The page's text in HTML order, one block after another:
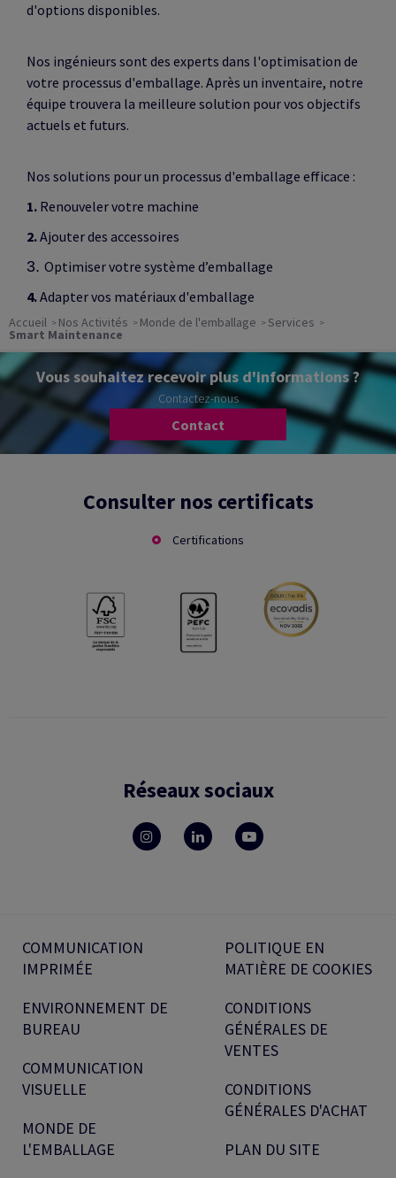
d'options disponibles.
Nos ingénieurs sont des experts dans l'optimisation de
votre processus d'emballage. Après un inventaire, notre
équipe trouvera la meilleure solution pour vos objectifs
actuels et futurs.
Nos solutions pour un processus d'emballage efficace :
1. Renouveler votre machine
2.Ajouter des accessoires
3. Optimiser votre système d’emballage
4.Adapter vos matériaux d'emballage
Accueil Nos Activités Monde de l'emballage Services
Smart Maintenance
Vous souhaitez recevoir plus d'informations ?
Contactez-nous
Contact
Consulter nos certificats
Certifications
Réseaux sociaux
COMMUNICATION
IMPRIMÉE
ENVIRONNEMENT DE
BUREAU
COMMUNICATION
VISUELLE
MONDE DE
L'EMBALLAGE
POLITIQUE EN
MATIÈRE DE COOKIES
CONDITIONS
GÉNÉRALES DE
VENTES
CONDITIONS
GÉNÉRALES D'ACHAT
PLAN DU SITE